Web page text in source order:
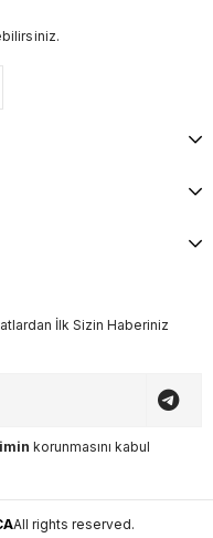
İlk Sizin Haberiniz
korunmasını kabul
All rights reserved.